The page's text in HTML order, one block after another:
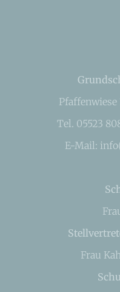
Pfaffenwiese
Tel. 05523
E-Mail:
Frau